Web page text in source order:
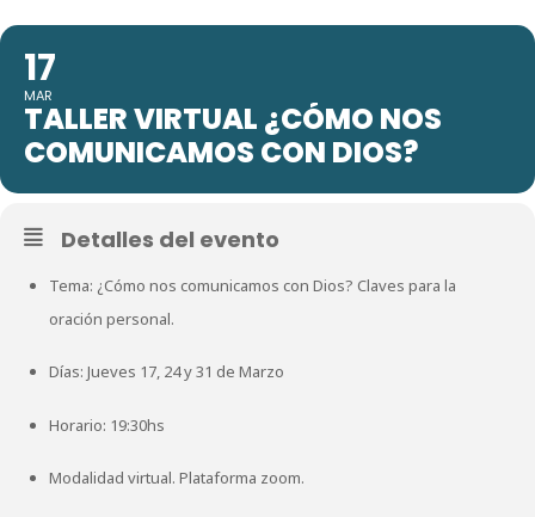
17
MAR
TALLER VIRTUAL ¿CÓMO NOS
COMUNICAMOS CON DIOS?
Detalles del evento
Tema: ¿Cómo nos comunicamos con Dios? Claves para la
oración personal.
Días: Jueves 17, 24 y 31 de Marzo
Horario: 19:30hs
Modalidad virtual. Plataforma zoom.